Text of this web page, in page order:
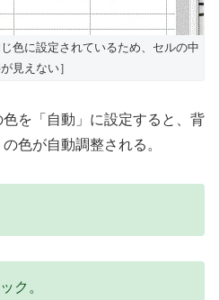
色に設定されているため、セルの中
見えない］
を「自動」に設定すると、背
色が自動調整される。
ク。